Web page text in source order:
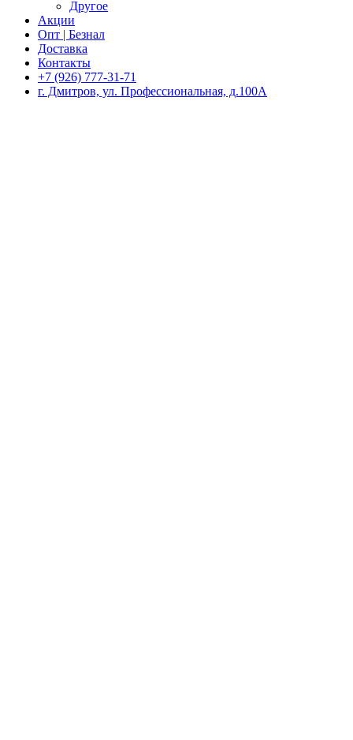
Другое
Акции
Опт | Безнал
Доставка
Контакты
+7 (926) 777-31-71
г. Дмитров, ул. Профессиональная, д.100А